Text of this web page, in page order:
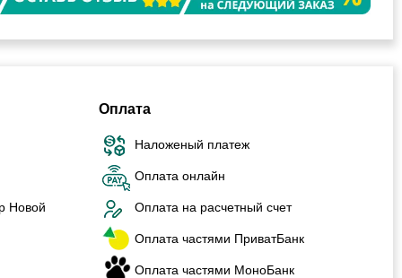
Новой
Оплата
Наложеный платеж
Оплата онлайн
Оплата на расчетный счет
Оплата частями ПриватБанк
Оплата частями МоноБанк